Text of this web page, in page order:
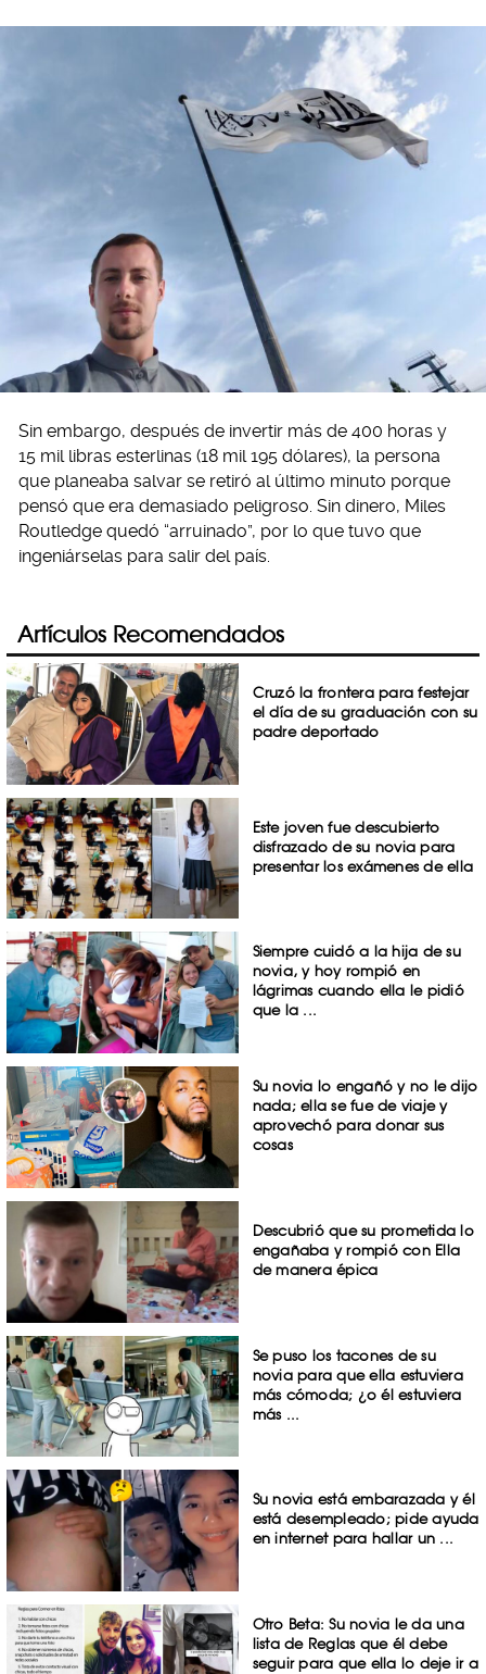
Sin embargo, después de invertir más de 400 horas y
15 mil libras esterlinas (18 mil 195 dólares), la persona
que planeaba salvar se retiró al último minuto porque
pensó que era demasiado peligroso. Sin dinero, Miles
Routledge quedó “arruinado”, por lo que tuvo que
ingeniárselas para salir del país.
Artículos Recomendados
Cruzó la frontera para festejar
el día de su graduación con su
padre deportado
Este joven fue descubierto
disfrazado de su novia para
presentar los exámenes de ella
Siempre cuidó a la hija de su
novia, y hoy rompió en
lágrimas cuando ella le pidió
que la ...
Su novia lo engañó y no le dijo
nada; ella se fue de viaje y
aprovechó para donar sus
cosas
Descubrió que su prometida lo
engañaba y rompió con Ella
de manera épica
Se puso los tacones de su
novia para que ella estuviera
más cómoda; ¿o él estuviera
más ...
Su novia está embarazada y él
está desempleado; pide ayuda
en internet para hallar un ...
Otro Beta: Su novia le da una
lista de Reglas que él debe
seguir para que ella lo deje ir a